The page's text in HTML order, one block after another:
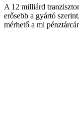
A 12 milliárd
erősebb a gyártó
mérhető a mi